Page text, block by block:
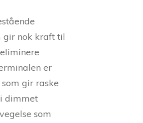
gir nok kraft til
er
gir raske
dimmet
som